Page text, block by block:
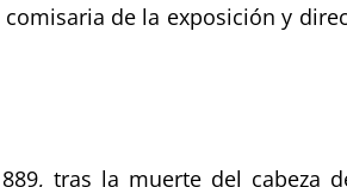
de la exposición y
tras la muerte del cabeza